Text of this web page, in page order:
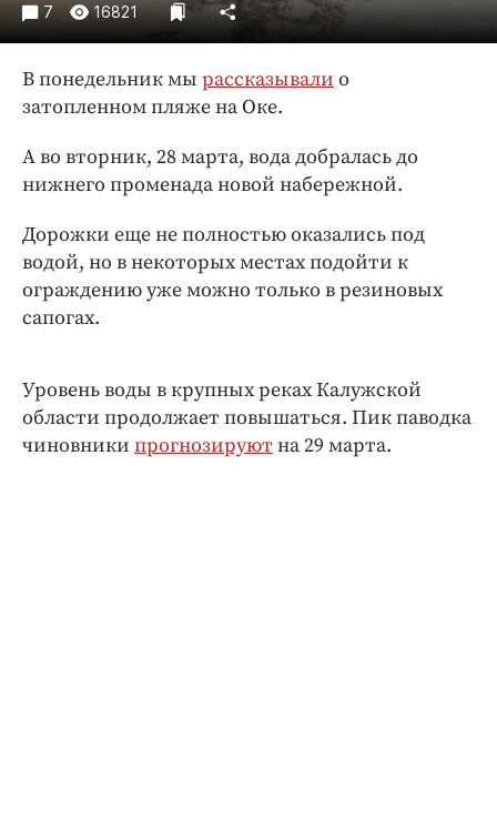
Происшествия
Спорт
Экономика и бизнес
Блоги
Издания
Медиаперсона
Интересное чтиво
Клиника года
7 16821
В понедельник мы рассказывали о
затопленном пляже на Оке.
А во вторник, 28 марта, вода добралась до
нижнего променада новой набережной.
Дорожки еще не полностью оказались под
водой, но в некоторых местах подойти к
ограждению уже можно только в резиновых
сапогах.
Уровень воды в крупных реках Калужской
области продолжает повышаться. Пик паводка
чиновники прогнозируют на 29 марта.